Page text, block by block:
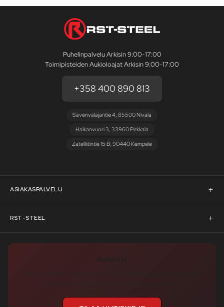
Puhelinpalvelu Arkisin 9:00-17:00
Toimipisteiden Aukioloajat Arkisin 9:00-17:00
+358 400 890 813
Savenvalajantie 4, 85500 Nivala
Haikanvuori 3, 33960 Pirkkala
Zatelliitintie 15 B, 90440 Kempele
ASIAKASPALVELU
Asiakaspalvelu
Pyydä tarjous
RST-STEEL
RST-Steelin tarina
Tukku-asiakkaaksi
Uutiskirje